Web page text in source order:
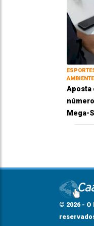
AMBIENTE
Aposta
Mega-
© 2026 -